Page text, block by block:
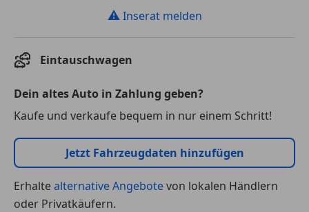
⚠ Inserat melden
Eintauschwagen
Dein altes Auto in Zahlung geben?
Kaufe und verkaufe bequem in nur einem Schritt!
Jetzt Fahrzeugdaten hinzufügen
Erhaltealternative Angebotevon lokalen Händlern
oder Privatkäufern.